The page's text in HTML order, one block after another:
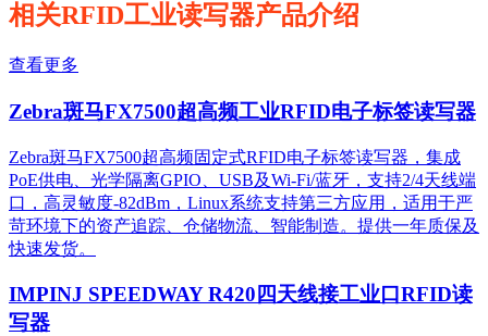
相关RFID工业读写器产品介绍
查看更多
Zebra斑马FX7500超高频工业RFID电子标签读写器
Zebra斑马FX7500超高频固定式RFID电子标签读写器，集成
PoE供电、光学隔离GPIO、USB及Wi-Fi/蓝牙，支持2/4天线端
口，高灵敏度-82dBm，Linux系统支持第三方应用，适用于严
苛环境下的资产追踪、仓储物流、智能制造。提供一年质保及
快速发货。
IMPINJ SPEEDWAY R420四天线接工业口RFID读
写器